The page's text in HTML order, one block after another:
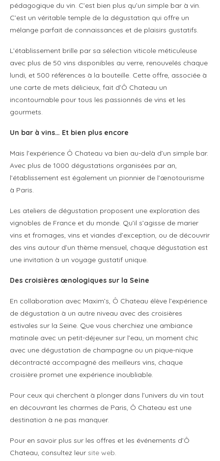
pédagogique du vin. C’est bien plus qu’un simple bar à vin.
C’est un véritable temple de la dégustation qui offre un
mélange parfait de connaissances et de plaisirs gustatifs.
L’établissement brille par sa sélection viticole méticuleuse
avec plus de 50 vins disponibles au verre, renouvelés chaque
lundi, et 500 références à la bouteille. Cette offre, associée à
une carte de mets délicieux, fait d’Ô Chateau un
incontournable pour tous les passionnés de vins et les
gourmets.
Un bar à vins… Et bien plus encore
Mais l’expérience Ô Chateau va bien au-delà d’un simple bar.
Avec plus de 1000 dégustations organisées par an,
l’établissement est également un pionnier de l’œnotourisme
à Paris.
Les ateliers de dégustation proposent une exploration des
vignobles de France et du monde. Qu’il s’agisse de marier
vins et fromages, vins et viandes d’exception, ou de découvrir
des vins autour d’un thème mensuel, chaque dégustation est
une invitation à un voyage gustatif unique.
Des croisières œnologiques sur la Seine
En collaboration avec Maxim’s, Ô Chateau élève l’expérience
de dégustation à un autre niveau avec des croisières
estivales sur la Seine. Que vous cherchiez une ambiance
matinale avec un petit-déjeuner sur l’eau, un moment chic
avec une dégustation de champagne ou un pique-nique
décontracté accompagné des meilleurs vins, chaque
croisière promet une expérience inoubliable.
Pour ceux qui cherchent à plonger dans l’univers du vin tout
en découvrant les charmes de Paris, Ô Chateau est une
destination à ne pas manquer.
Pour en savoir plus sur les offres et les événements d’Ô
Chateau, consultez leur site web.